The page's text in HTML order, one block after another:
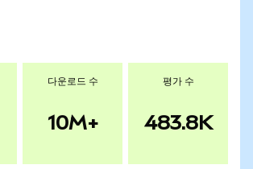
다운로드 수
10M+
평가 수
483.8K